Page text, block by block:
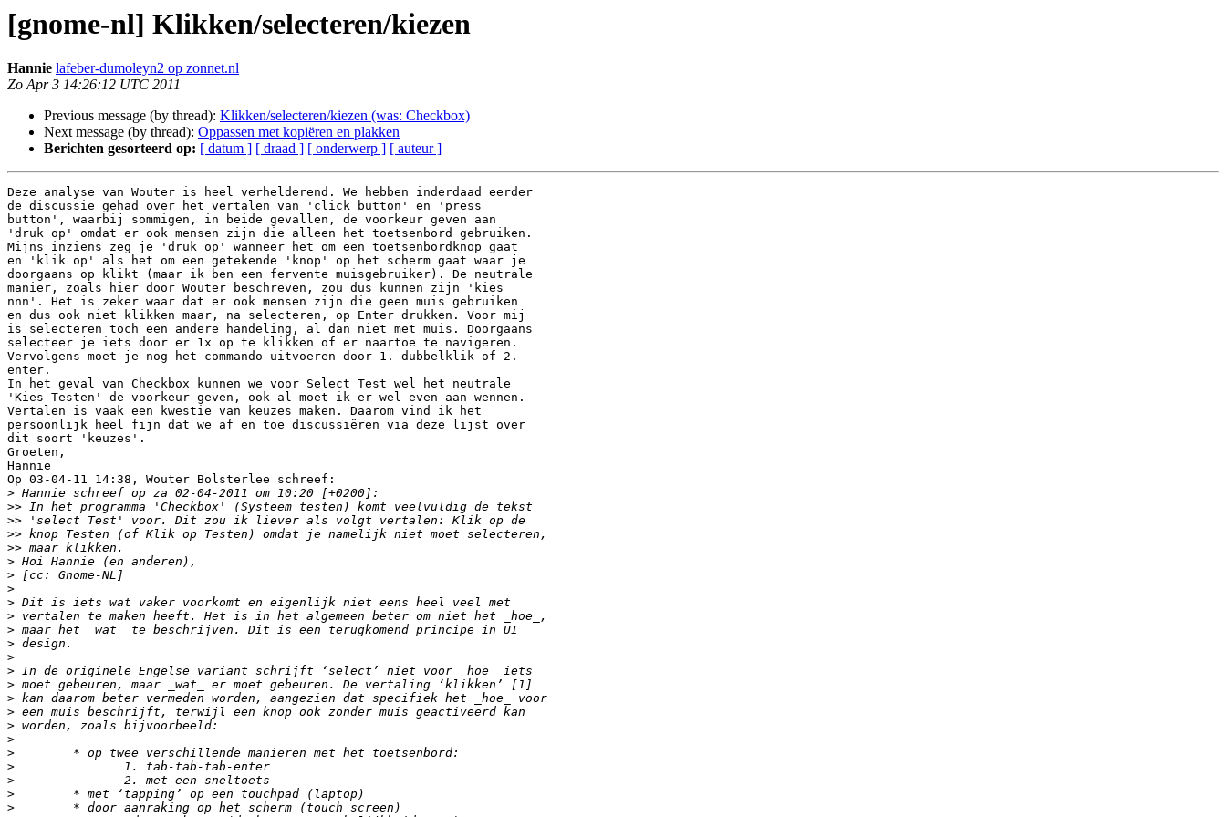
[gnome-nl] Klikken/selecteren/kiezen
Hannie lafeber-dumoleyn2 op zonnet.nl
Zo Apr 3 14:26:12 UTC 2011
Previous message (by thread): Klikken/selecteren/kiezen (was: Checkbox)
Next message (by thread): Oppassen met kopiëren en plakken
Berichten gesorteerd op: [ datum ] [ draad ] [ onderwerp ] [ auteur ]
Deze analyse van Wouter is heel verhelderend. We hebben inderdaad eerder
de discussie gehad over het vertalen van 'click button' en 'press
button', waarbij sommigen, in beide gevallen, de voorkeur geven aan
'druk op' omdat er ook mensen zijn die alleen het toetsenbord gebruiken.
Mijns inziens zeg je 'druk op' wanneer het om een toetsenbordknop gaat
en 'klik op' als het om een getekende 'knop' op het scherm gaat waar je
doorgaans op klikt (maar ik ben een fervente muisgebruiker). De neutrale
manier, zoals hier door Wouter beschreven, zou dus kunnen zijn 'kies
nnn'. Het is zeker waar dat er ook mensen zijn die geen muis gebruiken
en dus ook niet klikken maar, na selecteren, op Enter drukken. Voor mij
is selecteren toch een andere handeling, al dan niet met muis. Doorgaans
selecteer je iets door er 1x op te klikken of er naartoe te navigeren.
Vervolgens moet je nog het commando uitvoeren door 1. dubbelklik of 2.
enter.
In het geval van Checkbox kunnen we voor Select Test wel het neutrale
'Kies Testen' de voorkeur geven, ook al moet ik er wel even aan wennen.
Vertalen is vaak een kwestie van keuzes maken. Daarom vind ik het
persoonlijk heel fijn dat we af en toe discussiëren via deze lijst over
dit soort 'keuzes'.
Groeten,
Hannie
Op 03-04-11 14:38, Wouter Bolsterlee schreef:
>
>>
>>
>>
>>
>
>
>
>
>
>
>
>
>
>
>
>
>
>
>
>
>
>
>